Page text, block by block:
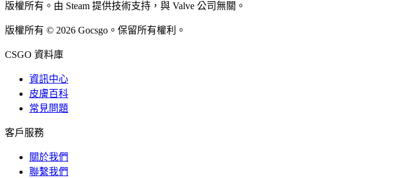
版權所有。由 Steam 提供技術支持，與 Valve 公司無關。
版權所有 © 2026 Gocsgo。保留所有權利。
CSGO 資料庫
資訊中心
皮膚百科
常見問題
客戶服務
關於我們
聯繫我們